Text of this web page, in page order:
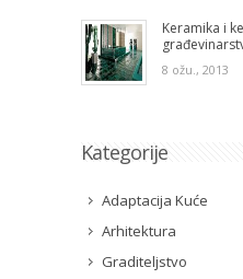
Keramika i
8 ožu., 2013
Kategorije
Adaptacija Kuće
Arhitektura
Graditeljstvo